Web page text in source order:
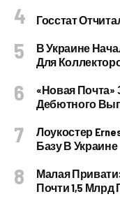
Госстат
В Украине
Для
«Новая
Дебютного
Лоукостер
Базу В Украине
Малая
Почти 1,5 Млрд